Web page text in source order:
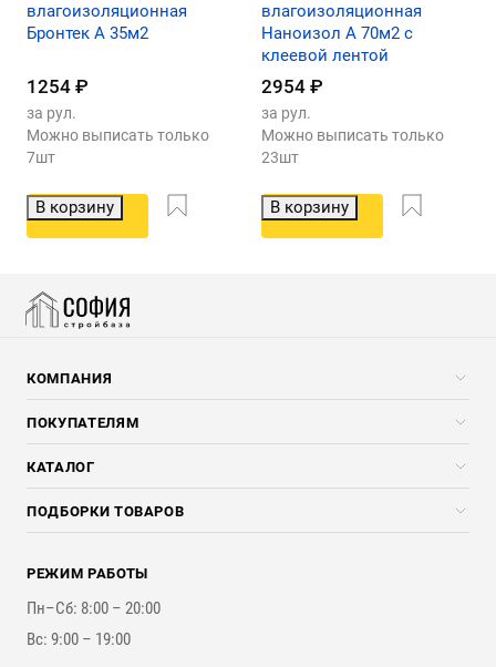
влагоизоляционная
Бронтек A 35м2
1254 ₽
за рул.
Можно выписать только
7шт
В корзину
влагоизоляционная
Наноизол А 70м2 с
клеевой лентой
2954 ₽
за рул.
Можно выписать только
23шт
В корзину
КОМПАНИЯ
Компания
Услуги
ПОКУПАТЕЛЯМ
Скидки стройкомпаниям
Доставка и разгрузка
Оплата и Возврат
Наши работы
КАТАЛОГ
Погонажные изделия
Брикеты, Дрова, Стружка
Стройматериалы
Инструменты
ПОДБОРКИ ТОВАРОВ
Для бутерброда стены
Для наружной отделки
Для покрытия крыши
РЕЖИМ РАБОТЫ
Пн–Сб: 8:00 – 20:00
Вс: 9:00 – 19:00